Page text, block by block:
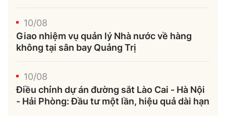
10/08
Giao nhiệm vụ quản lý Nhà nước về hàng
không tại sân bay Quảng Trị
10/08
Điều chỉnh dự án đường sắt Lào Cai - Hà Nội
- Hải Phòng: Đầu tư một lần, hiệu quả dài hạn